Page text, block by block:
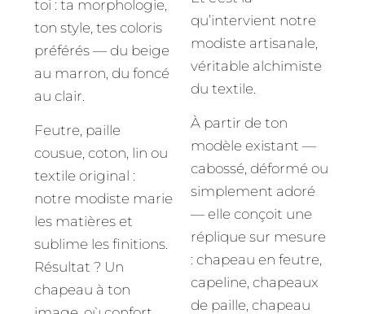
toi : ta morphologie,
ton style, tes coloris
préférés — du beige
au marron, du foncé
au clair.
Feutre, paille
cousue, coton, lin ou
textile original :
notre modiste marie
les matières et
sublime les finitions.
Résultat ? Un
chapeau à ton
qu’intervient notre
modiste artisanale,
véritable alchimiste
du textile.
À partir de ton
modèle existant —
cabossé, déformé ou
simplement adoré
— elle conçoit une
réplique sur mesure
: chapeau en feutre,
capeline, chapeaux
de paille, chapeau